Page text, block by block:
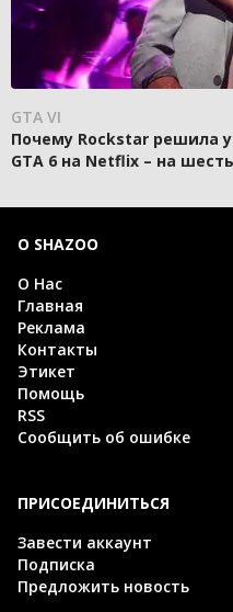
GTA VI
Почему Rockstar решила
GTA 6 на Netflix – на
О SHAZOO
О Нас
Главная
Реклама
Контакты
Этикет
Помощь
RSS
Сообщить об ошибке
ПРИСОЕДИНИТЬСЯ
Завести аккаунт
Подписка
Предложить новость